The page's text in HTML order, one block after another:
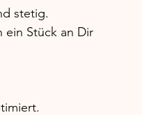
stetig.
ein Stück an Dir